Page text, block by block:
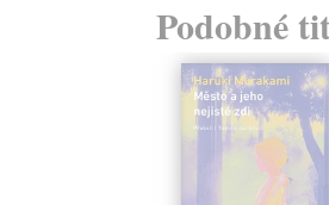
Podobné